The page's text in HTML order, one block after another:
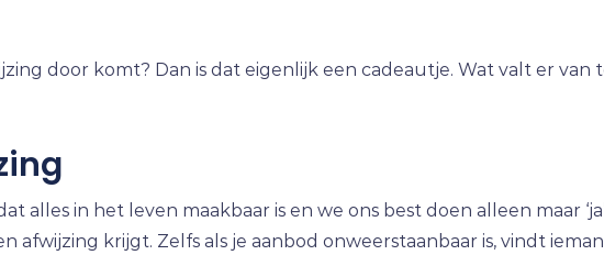
door komt? Dan is dat eigenlijk een cadeautje. Wat valt er van
alles in het leven maakbaar is en we ons best doen alleen maar
afwijzing krijgt. Zelfs als je aanbod onweerstaanbaar is, vindt